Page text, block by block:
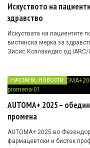
Искуството на
здравство
Искуствата на пациентите
вистинска мерка за
Зисис Козлакидис од IARC/
доверба и да создадат
НАСТАНИ, НОВОСТИ
AUTOMA+ 2025 –
промена
AUTOMA+ 2025 во
фармацевтски и биотек